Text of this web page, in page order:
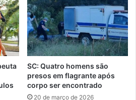
SC: Quatro homens são
presos em flagrante após
corpo ser encontrado
20 de março de 2026